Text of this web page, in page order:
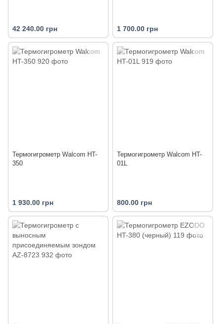
42 240.00 грн 1 700.00 грн
Термогигрометр Walcom HT-
350
1 930.00 грн
Термогигрометр Walcom HT-
01L
800.00 грн